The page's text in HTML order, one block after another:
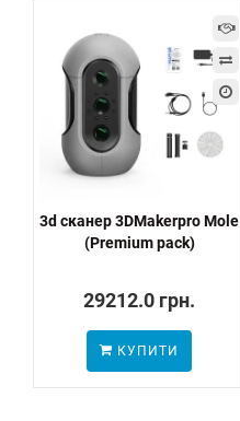
3d сканер 3DMakerpro Mole
(Premium pack)
29212.0 грн.
КУПИТИ